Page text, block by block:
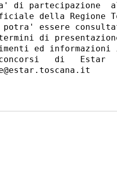
di partecipazione
della Regione
potra' essere
di
ed informazioni
di   Estar